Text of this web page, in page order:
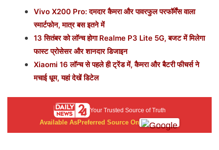
Vivo X200 Pro: दमदार कैमरा और पावरफुल परफॉर्मेंस वाला
स्मार्टफोन, मात्र बस इतने में
13 सितंबर को लॉन्च होगा Realme P3 Lite 5G, बजट में मिलेगा
फास्ट प्रोसेसर और शानदार डिजाइन
Xiaomi 16 लॉन्च से पहले ही ट्रेंड में, कैमरा और बैटरी फीचर्स ने
मचाई धूम, यहां देखें डिटेल
Your Trusted Source of Truth
Available AsPreferred Source On